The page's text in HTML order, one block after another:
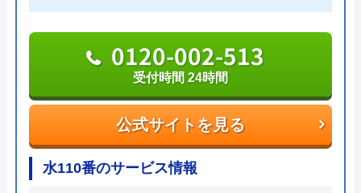
受け付けているので、気軽に見積依頼をしてみては
いかがでしょうか。
公式サイトを見る
0120-776-044
公式サイトを見る
0120-002-513
受付時間 24時間
水110番のサービス情報